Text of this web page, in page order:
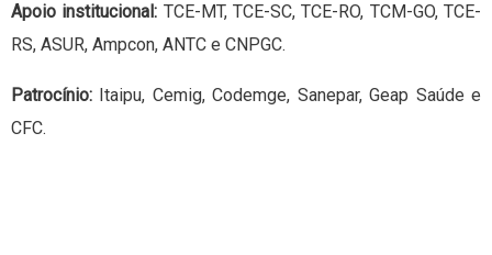
Apoio institucional: TCE-MT, TCE-SC, TCE-RO, TCM-GO, TCE-
RS, ASUR, Ampcon, ANTC e CNPGC.
Patrocínio: Itaipu, Cemig, Codemge, Sanepar, Geap Saúde e
CFC.